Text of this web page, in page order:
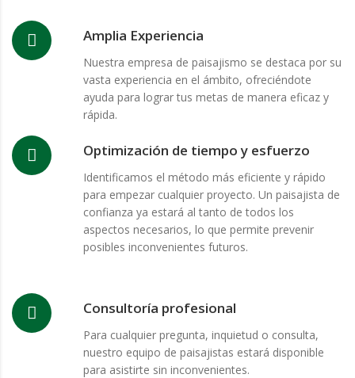
Amplia Experiencia
Nuestra empresa de paisajismo se destaca por su
vasta experiencia en el ámbito, ofreciéndote
ayuda para lograr tus metas de manera eficaz y
rápida.
Optimización de tiempo y esfuerzo
Identificamos el método más eficiente y rápido
para empezar cualquier proyecto. Un paisajista de
confianza ya estará al tanto de todos los
aspectos necesarios, lo que permite prevenir
posibles inconvenientes futuros.
Consultoría profesional
Para cualquier pregunta, inquietud o consulta,
nuestro equipo de paisajistas estará disponible
para asistirte sin inconvenientes.